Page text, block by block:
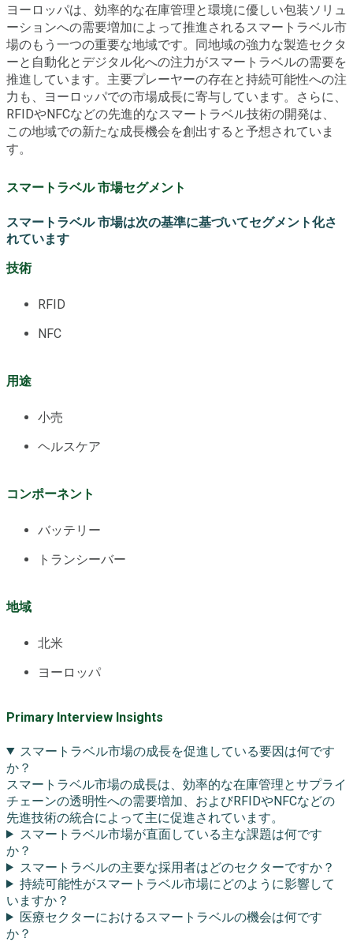
ヨーロッパは、効率的な在庫管理と環境に優しい包装ソリュ
ーションへの需要増加によって推進されるスマートラベル市
場のもう一つの重要な地域です。同地域の強力な製造セクタ
ーと自動化とデジタル化への注力がスマートラベルの需要を
推進しています。主要プレーヤーの存在と持続可能性への注
力も、ヨーロッパでの市場成長に寄与しています。さらに、
RFIDやNFCなどの先進的なスマートラベル技術の開発は、
この地域での新たな成長機会を創出すると予想されていま
す。
スマートラベル 市場セグメント
スマートラベル 市場は次の基準に基づいてセグメント化さ
れています
技術
RFID
NFC
用途
小売
ヘルスケア
コンポーネント
バッテリー
トランシーバー
地域
北米
ヨーロッパ
Primary Interview Insights
スマートラベル市場の成長を促進している要因は何です
か？
スマートラベル市場の成長は、効率的な在庫管理とサプライ
チェーンの透明性への需要増加、およびRFIDやNFCなどの
先進技術の統合によって主に促進されています。
スマートラベル市場が直面している主な課題は何です
か？
スマートラベルの主要な採用者はどのセクターですか？
持続可能性がスマートラベル市場にどのように影響して
いますか？
医療セクターにおけるスマートラベルの機会は何です
か？